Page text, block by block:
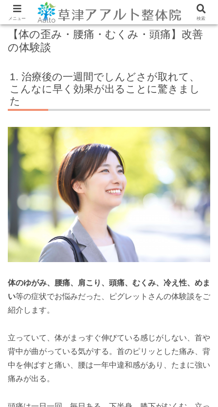
【体の歪み・腰痛・むくみ・頭痛】改善
の体験談
治療後の一週間でしんどさが取れて、
こんなに早く効果が出ることに驚きまし
た
体のゆがみ、腰痛、肩こり、頭痛、むくみ、冷え性、めま
い等の症状でお悩みだった、ピグレットさんの体験談をご
紹介します。
立っていて、体がまっすぐ伸びている感じがしない、首や
背中が曲がっている気がする。首のピリッとした痛み、背
中を伸ばすと痛い、腰は一年中違和感があり、たまに強い
痛みが出る。
メニュー 検索